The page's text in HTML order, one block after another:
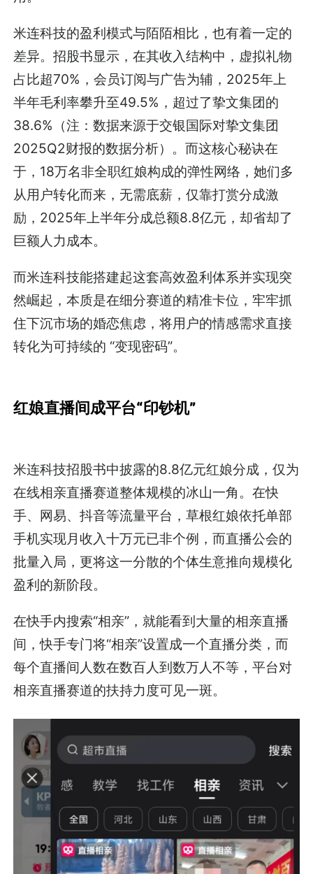
米连科技的盈利模式与陌陌相比，也有着一定的
差异。招股书显示，在其收入结构中，虚拟礼物
占比超70%，会员订阅与广告为辅，2025年上
半年毛利率攀升至49.5%，超过了挚文集团的
38.6%（注：数据来源于交银国际对挚文集团
2025Q2财报的数据分析）。而这核心秘诀在
于，18万名非全职红娘构成的弹性网络，她们多
从用户转化而来，无需底薪，仅靠打赏分成激
励，2025年上半年分成总额8.8亿元，却省却了
巨额人力成本。
而米连科技能搭建起这套高效盈利体系并实现突
然崛起，本质是在细分赛道的精准卡位，牢牢抓
住下沉市场的婚恋焦虑，将用户的情感需求直接
转化为可持续的 “变现密码”。
红娘直播间成平台“印钞机”
米连科技招股书中披露的8.8亿元红娘分成，仅为
在线相亲直播赛道整体规模的冰山一角。在快
手、网易、抖音等流量平台，草根红娘依托单部
手机实现月收入十万元已非个例，而直播公会的
批量入局，更将这一分散的个体生意推向规模化
盈利的新阶段。
在快手内搜索“相亲”，就能看到大量的相亲直播
间，快手专门将“相亲”设置成一个直播分类，而
每个直播间人数在数百人到数万人不等，平台对
相亲直播赛道的扶持力度可见一斑。